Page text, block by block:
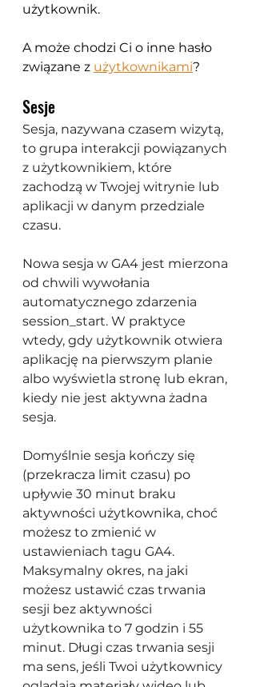
użytkownik.
A może chodzi Ci o inne hasło
związane z użytkownikami?
Sesje
Sesja, nazywana czasem wizytą,
to grupa interakcji powiązanych
z użytkownikiem, które
zachodzą w Twojej witrynie lub
aplikacji w danym przedziale
czasu.
Nowa sesja w GA4 jest mierzona
od chwili wywołania
automatycznego zdarzenia
session_start. W praktyce
wtedy, gdy użytkownik otwiera
aplikację na pierwszym planie
albo wyświetla stronę lub ekran,
kiedy nie jest aktywna żadna
sesja.
Domyślnie sesja kończy się
(przekracza limit czasu) po
upływie 30 minut braku
aktywności użytkownika, choć
możesz to zmienić w
ustawieniach tagu GA4.
Maksymalny okres, na jaki
możesz ustawić czas trwania
sesji bez aktywności
użytkownika to 7 godzin i 55
minut. Długi czas trwania sesji
ma sens, jeśli Twoi użytkownicy